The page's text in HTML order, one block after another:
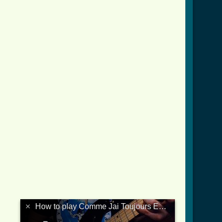
× How to play Comme Jai Toujours Envie Daimer